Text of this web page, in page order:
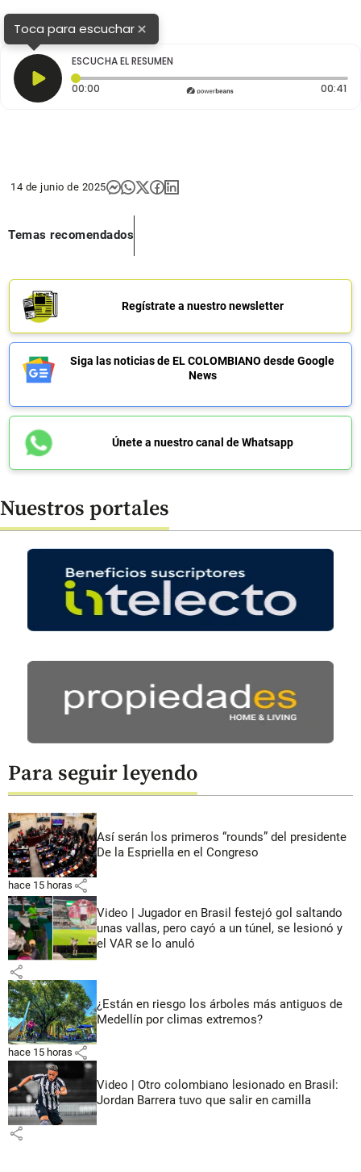
Toca para escuchar×
ESCUCHA EL RESUMEN
00:00 Tiempo transcurrido: 0 segundos 00:41
14 de junio de 2025
Temas recomendados
Regístrate a nuestro newsletter
Siga las noticias de EL COLOMBIANO desde Google
News
Únete a nuestro canal de Whatsapp
Nuestros portales
Para seguir leyendo
Así serán los primeros “rounds” del presidente
De la Espriella en el Congreso
hace 15 horas share
Video | Jugador en Brasil festejó gol saltando
unas vallas, pero cayó a un túnel, se lesionó y
el VAR se lo anuló
share
¿Están en riesgo los árboles más antiguos de
Medellín por climas extremos?
hace 15 horas share
Video | Otro colombiano lesionado en Brasil:
Jordan Barrera tuvo que salir en camilla
share